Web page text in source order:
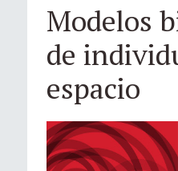
Modelos
de
espacio